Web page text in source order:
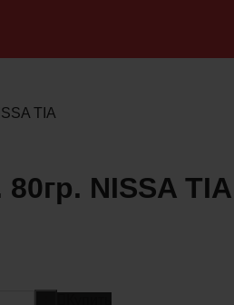
TIA
NISSA TIA